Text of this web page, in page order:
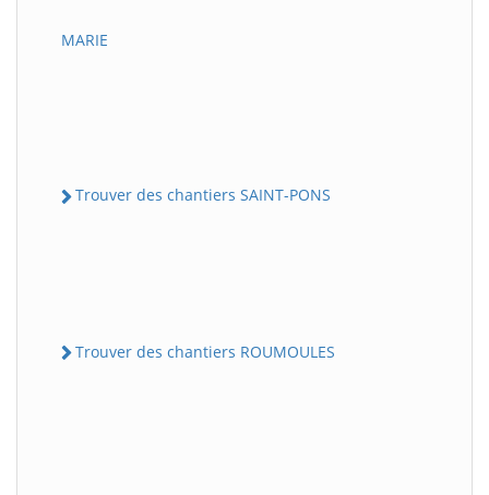
MARIE
Trouver des chantiers SAINT-PONS
Trouver des chantiers ROUMOULES